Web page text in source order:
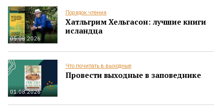
05.08.2026
Порядок чтения
Хатльгрим Хельгасон: лучшие книги
исландца
01.08.2026
Что почитать в выходные
Провести выходные в заповеднике